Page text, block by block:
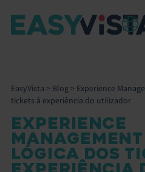
EasyVista > Blog> Experience
tickets à experiência do utilizador
EXPERIENCE
LÓGICA DOS